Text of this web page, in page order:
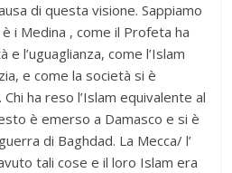
di questa visione. Sappiamo
è i Medina , come il Profeta ha
l’uguaglianza, come l’Islam
e come la società si è
ha reso l’Islam equivalente al
è emerso a Damasco e si è
di Baghdad. La Mecca/ l’
tali cose e il loro Islam era